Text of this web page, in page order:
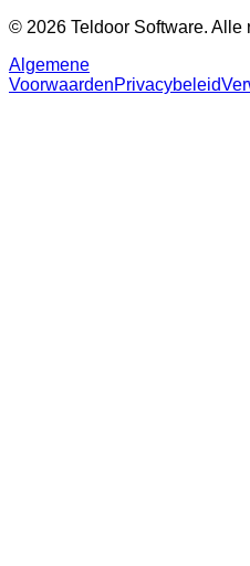
© 2026 Teldoor Software. Alle
Algemene
VoorwaardenPrivacybeleid